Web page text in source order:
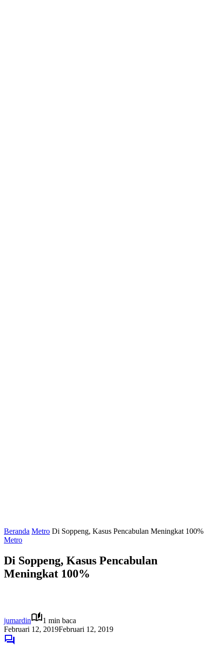
Beranda Metro Di Soppeng, Kasus Pencabulan Meningkat 100%
Metro
Di Soppeng, Kasus Pencabulan
Meningkat 100%
jumardin
1 min baca
Februari 12, 2019Februari 12, 2019